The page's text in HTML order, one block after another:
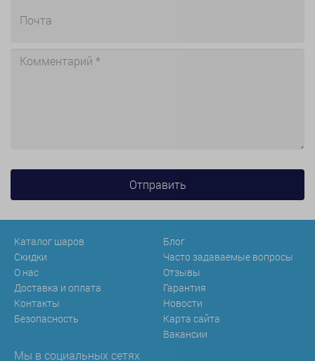
Каталог шаров
Скидки
О нас
Доставка и оплата
Контакты
Безопасность
Блог
Часто задаваемые вопросы
Отзывы
Гарантия
Новости
Карта сайта
Вакансии
Мы в социальных сетях